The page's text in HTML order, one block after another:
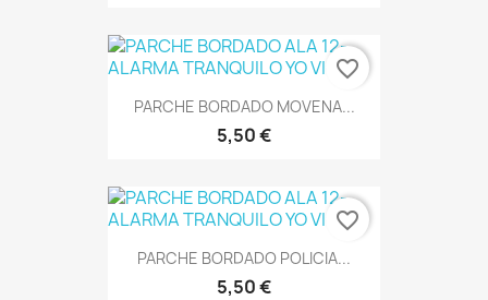
PARCHE BORDADO MOVENA...
5,50 €
favorite_border
PARCHE BORDADO POLICIA...
5,50 €
favorite_border